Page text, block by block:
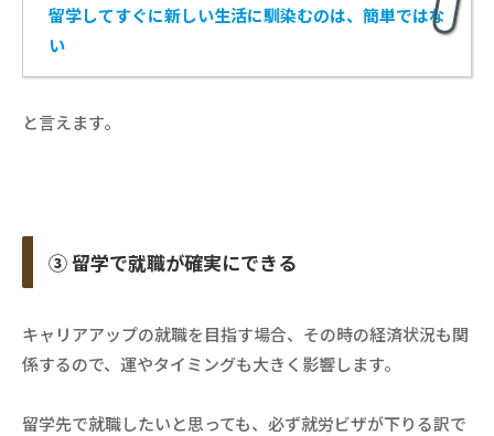
留学してすぐに新しい生活に馴染むのは、簡単ではな
い
と言えます。
③ 留学で就職が確実にできる
キャリアアップの就職を目指す場合、その時の経済状況も関
係するので、運やタイミングも大きく影響します。
留学先で就職したいと思っても、必ず就労ビザが下りる訳で